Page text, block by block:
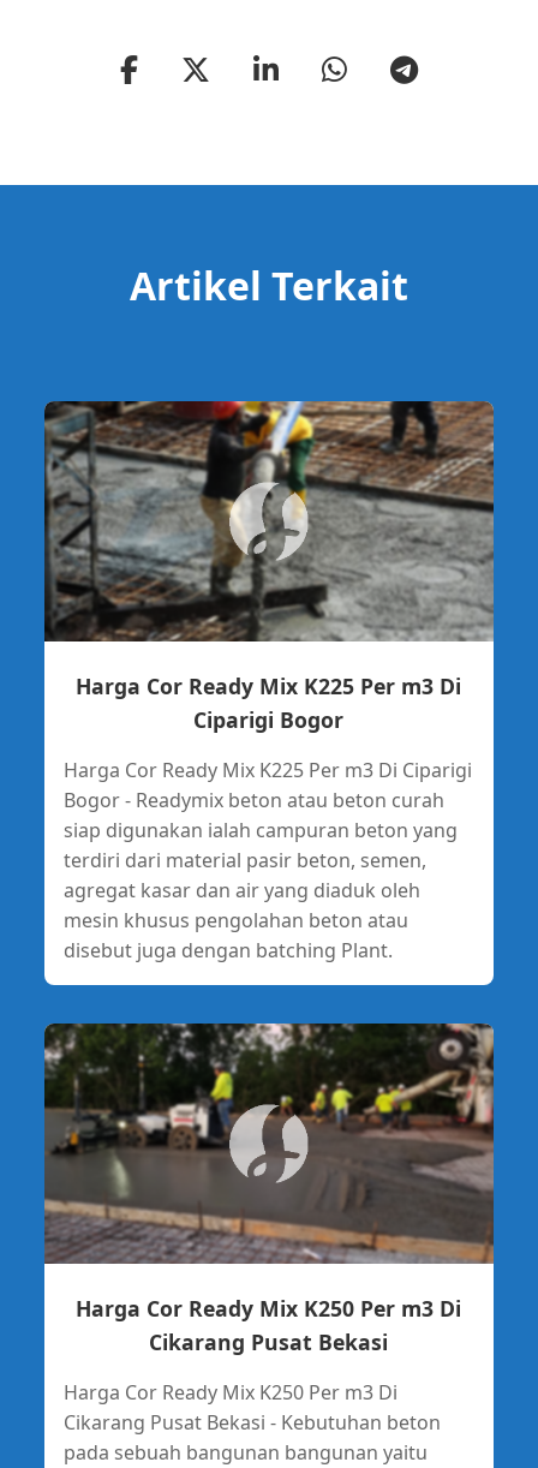
Artikel Terkait
Harga Cor Ready Mix K225 Per m3 Di
Ciparigi Bogor
Harga Cor Ready Mix K225 Per m3 Di Ciparigi
Bogor - Readymix beton atau beton curah
siap digunakan ialah campuran beton yang
terdiri dari material pasir beton, semen,
agregat kasar dan air yang diaduk oleh
mesin khusus pengolahan beton atau
disebut juga dengan batching Plant.
Harga Cor Ready Mix K250 Per m3 Di
Cikarang Pusat Bekasi
Harga Cor Ready Mix K250 Per m3 Di
Cikarang Pusat Bekasi - Kebutuhan beton
pada sebuah bangunan bangunan yaitu